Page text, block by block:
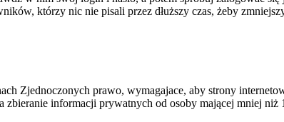
którzy nic nie pisali przez dłuższy czas, żeby
Zjednoczonych prawo, wymagajace, aby strony
informacji prywatnych od osoby mającej mniej